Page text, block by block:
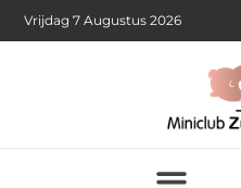
Vrijdag 7 Augustus 2026